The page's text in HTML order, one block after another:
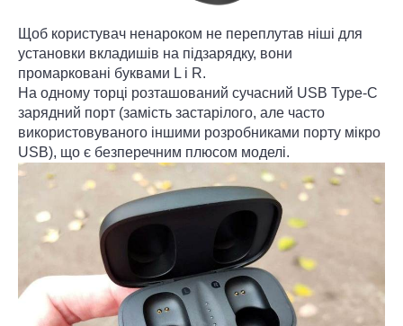
Щоб користувач ненароком не переплутав ніші для
установки вкладишів на підзарядку, вони
промарковані буквами L і R.
На одному торці розташований сучасний USB Type-C
зарядний порт (замість застарілого, але часто
використовуваного іншими розробниками порту мікро
USB), що є безперечним плюсом моделі.